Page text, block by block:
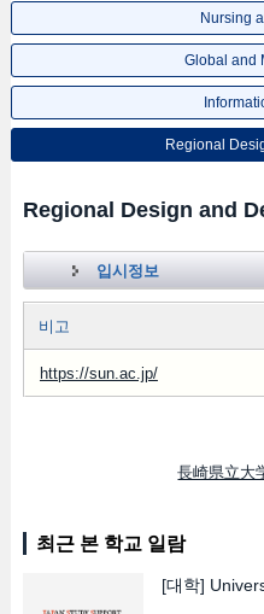
Nursing
Global and
Regional
Regional Design and
입시정보
비고
https://sun.ac.jp/
長崎県立大
최근 본 학교 일람
[대학]